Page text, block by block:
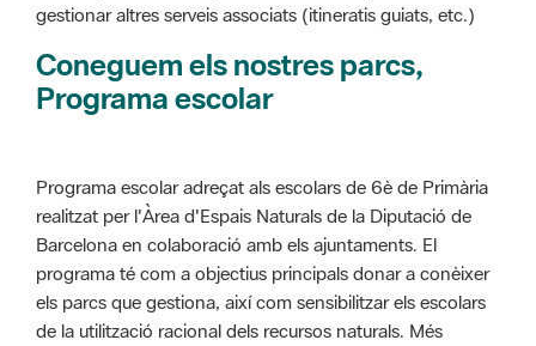
gestionar altres serveis associats (itineratis guiats, etc.)
Coneguem els nostres parcs,
Programa escolar
Programa escolar adreçat als escolars de 6è de Primària
realitzat per l'Àrea d'Espais Naturals de la Diputació de
Barcelona en colaboració amb els ajuntaments. El
programa té com a objectius principals donar a conèixer
els parcs que gestiona, així com sensibilitzar els escolars
de la utilització racional dels recursos naturals. Més